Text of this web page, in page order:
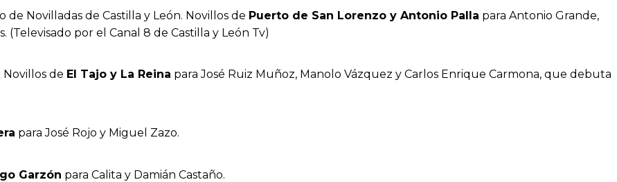
Novilladas de Castilla y León. Novillos de Puerto de San Lorenzo y Antonio Palla para Antonio Grande,
por el Canal 8 de Castilla y León Tv)
Novillos de El Tajo y La Reina para José Ruiz Muñoz, Manolo Vázquez y Carlos Enrique Carmona, que debuta
para José Rojo y Miguel Zazo.
Garzón para Calita y Damián Castaño.